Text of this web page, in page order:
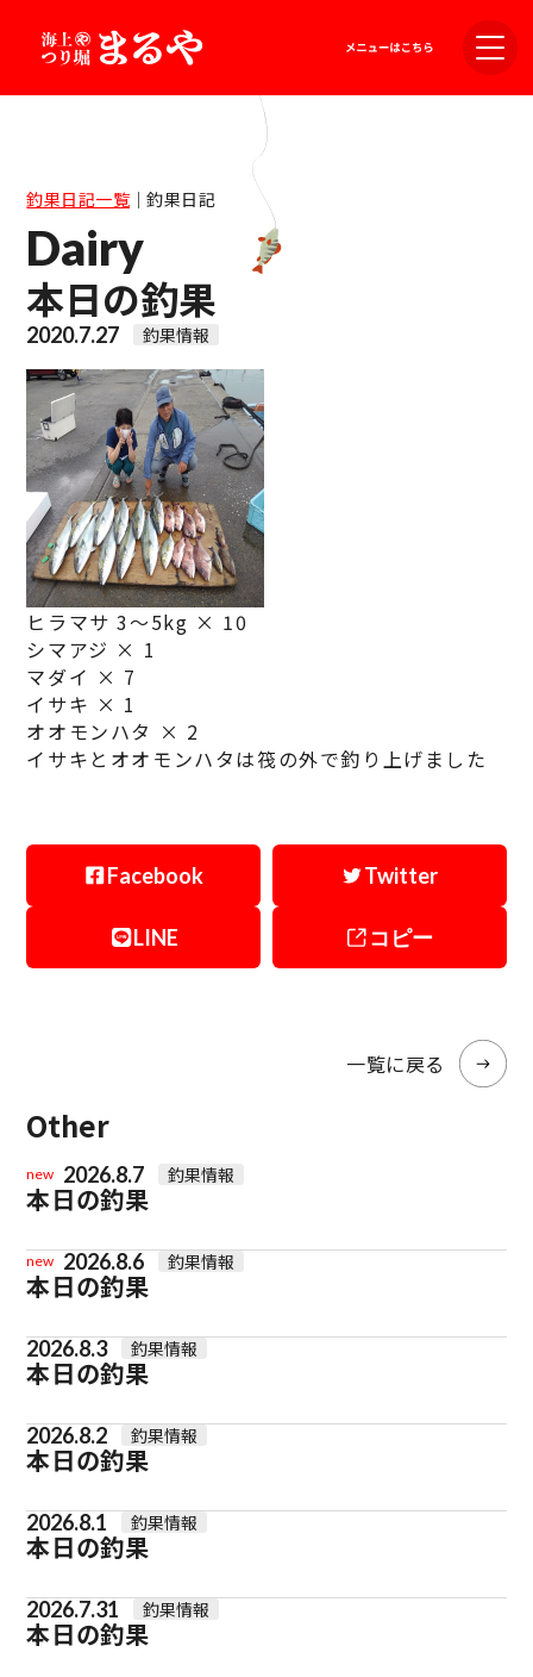
釣果日記一覧｜釣果日記
Dairy
本日の釣果
2020.7.27 釣果情報
ヒラマサ 3～5kg × 10
シマアジ × 1
マダイ × 7
イサキ × 1
オオモンハタ × 2
イサキとオオモンハタは筏の外で釣り上げました
Facebook Twitter
LINE コピー
一覧に戻る
Other
new 2026.8.7 釣果情報
本日の釣果
new 2026.8.6 釣果情報
本日の釣果
2026.8.3 釣果情報
本日の釣果
2026.8.2 釣果情報
本日の釣果
2026.8.1 釣果情報
本日の釣果
2026.7.31 釣果情報
本日の釣果